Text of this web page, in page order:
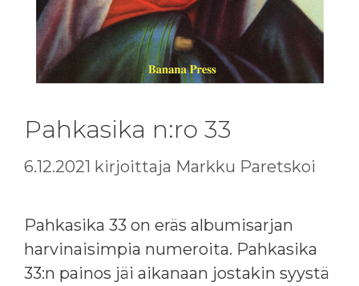
Pahkasika n:ro 33
6.12.2021 kirjoittaja Markku Paretskoi
Pahkasika 33 on eräs albumisarjan
harvinaisimpia numeroita. Pahkasika
33:n painos jäi aikanaan jostakin syystä